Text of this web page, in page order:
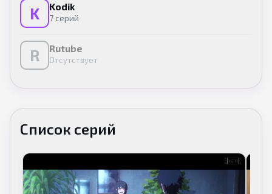
K Kodik
7 серий
R Rutube
Отсутствует
Список серий